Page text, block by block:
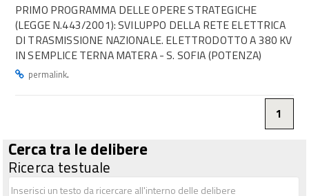
PRIMO PROGRAMMA DELLE OPERE STRATEGICHE
(LEGGE N.443/2001): SVILUPPO DELLA RETE ELETTRICA
DI TRASMISSIONE NAZIONALE. ELETTRODOTTO A 380 KV
IN SEMPLICE TERNA MATERA - S. SOFIA (POTENZA)
permalink.
1
Cerca tra le delibere
Ricerca testuale